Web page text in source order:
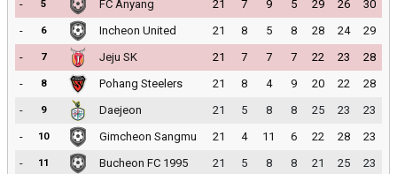
-
5 FC Anyang 21 7 9 5 29 26
30
-
6 Incheon United 21 8 5 8 28 24
29
-
7 Jeju SK 21 7 7 7 22 23
28
-
8 Pohang Steelers 21 8 4 9 20 22
28
-
9 Daejeon 21 5 8 8 25 23
23
-
10 Gimcheon Sangmu 21 4 11 6 22 28
23
-
11 Bucheon FC 1995 21 5 8 8 21 25
23